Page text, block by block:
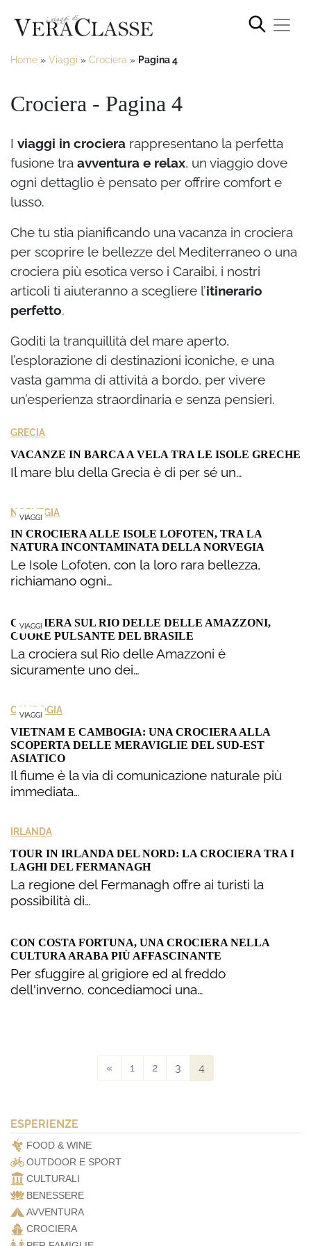
Home » Viaggi » Crociera » Pagina 4
Crociera - Pagina 4
I viaggi in crociera rappresentano la perfetta
fusione tra avventura e relax, un viaggio dove
ogni dettaglio è pensato per offrire comfort e
lusso.
Che tu stia pianificando una vacanza in crociera
per scoprire le bellezze del Mediterraneo o una
crociera più esotica verso i Caraibi, i nostri
articoli ti aiuteranno a scegliere l’itinerario
perfetto.
Goditi la tranquillità del mare aperto,
l’esplorazione di destinazioni iconiche, e una
vasta gamma di attività a bordo, per vivere
un’esperienza straordinaria e senza pensieri.
GRECIA
VACANZE IN BARCA A VELA TRA LE ISOLE GRECHE
Il mare blu della Grecia è di per sé un…
VIAGGI
NORVEGIA
IN CROCIERA ALLE ISOLE LOFOTEN, TRA LA
NATURA INCONTAMINATA DELLA NORVEGIA
Le Isole Lofoten, con la loro rara bellezza,
richiamano ogni…
VIAGGI
CROCIERA SUL RIO DELLE DELLE AMAZZONI,
CUORE PULSANTE DEL BRASILE
La crociera sul Rio delle Amazzoni è
sicuramente uno dei…
VIAGGI
CAMBOGIA
VIETNAM E CAMBOGIA: UNA CROCIERA ALLA
SCOPERTA DELLE MERAVIGLIE DEL SUD-EST
ASIATICO
Il fiume è la via di comunicazione naturale più
immediata…
IRLANDA
TOUR IN IRLANDA DEL NORD: LA CROCIERA TRA I
LAGHI DEL FERMANAGH
La regione del Fermanagh offre ai turisti la
possibilità di…
CON COSTA FORTUNA, UNA CROCIERA NELLA
CULTURA ARABA PIÙ AFFASCINANTE
Per sfuggire al grigiore ed al freddo
dell'inverno, concediamoci una…
« 1 2 3 4
ESPERIENZE
FOOD & WINE
OUTDOOR E SPORT
CULTURALI
BENESSERE
AVVENTURA
CROCIERA